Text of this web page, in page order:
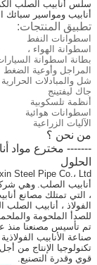
سلس أنابيب الصلب
أنابيب ومواسير سبائك
تطبيق المنتجات:
اسطوانات النفط
اسطوانة الهواء ،
بطانة اسطوانة
المراجل وأوعية الضغط
شل والمبادلات الحرارية
جاك ليفتينج
أنظمة تلسكوبية
اسطوانات هوائية
الآليات الزراعية
من نحن ؟
------- مخترع مواد
الحلول
أنابيب الصلب. وهي
، التي تمتلك مصانع
للصدأ الملحومة
تكنولوجيا الإنتاج من
قوي وقدرة التصنيع.